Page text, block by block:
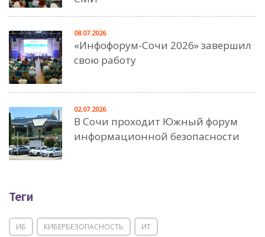
«Инфофорум-Сочи 2026» завершил
свою работу
08.07.2026
В Сочи проходит Южный форум
информационной безопасности
02.07.2026
Теги
ИБ КИБЕРБЕЗОПАСНОСТЬ ИТ